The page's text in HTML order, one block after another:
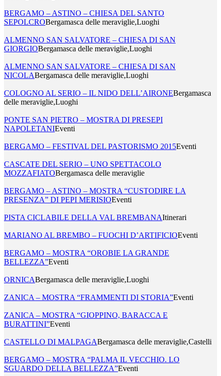
BERGAMO – ASTINO – CHIESA DEL SANTO
SEPOLCROBergamasca delle meraviglie,Luoghi
ALMENNO SAN SALVATORE – CHIESA DI SAN
GIORGIOBergamasca delle meraviglie,Luoghi
ALMENNO SAN SALVATORE – CHIESA DI SAN
NICOLABergamasca delle meraviglie,Luoghi
COLOGNO AL SERIO – IL NIDO DELL’AIRONEBergamasca
delle meraviglie,Luoghi
PONTE SAN PIETRO – MOSTRA DI PRESEPI
NAPOLETANIEventi
BERGAMO – FESTIVAL DEL PASTORISMO 2015Eventi
CASCATE DEL SERIO – UNO SPETTACOLO
MOZZAFIATOBergamasca delle meraviglie
BERGAMO – ASTINO – MOSTRA “CUSTODIRE LA
PRESENZA” DI PEPI MERISIOEventi
PISTA CICLABILE DELLA VAL BREMBANAItinerari
MARIANO AL BREMBO – FUOCHI D’ARTIFICIOEventi
BERGAMO – MOSTRA “OROBIE LA GRANDE
BELLEZZA”Eventi
ORNICABergamasca delle meraviglie,Luoghi
ZANICA – MOSTRA “FRAMMENTI DI STORIA”Eventi
ZANICA – MOSTRA “GIOPPINO, BARACCA E
BURATTINI”Eventi
CASTELLO DI MALPAGABergamasca delle meraviglie,Castelli
BERGAMO – MOSTRA “PALMA IL VECCHIO. LO
SGUARDO DELLA BELLEZZA”Eventi